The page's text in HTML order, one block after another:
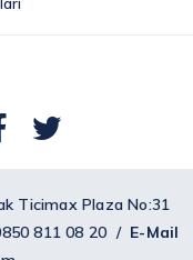
Ticimax Plaza No:31
811 08 20 / E-Mail